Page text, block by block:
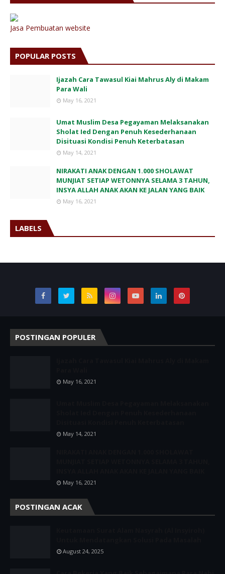
Jasa Pembuatan website
POPULAR POSTS
Ijazah Cara Tawasul Kiai Mahrus Aly di Makam
Para Wali
May 16, 2021
Umat Muslim Desa Pegayaman Melaksanakan
Sholat Ied Dengan Penuh Kesederhanaan
Disituasi Kondisi Penuh Keterbatasan
May 14, 2021
NIRAKATI ANAK DENGAN 1.000 SHOLAWAT
MUNJIAT SETIAP WETONNYA SELAMA 3 TAHUN,
INSYA ALLAH ANAK AKAN KE JALAN YANG BAIK
May 16, 2021
LABELS
POSTINGAN POPULER
May 16, 2021
May 14, 2021
May 16, 2021
POSTINGAN ACAK
August 24, 2025